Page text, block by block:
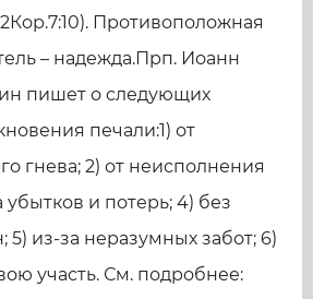
Противоположная
– надежда.Прп. Иоанн
пишет о следующих
печали:1) от
гнева; 2) от неисполнения
и потерь; 4) без
из-за неразумных забот; 6)
участь. См. подробнее: